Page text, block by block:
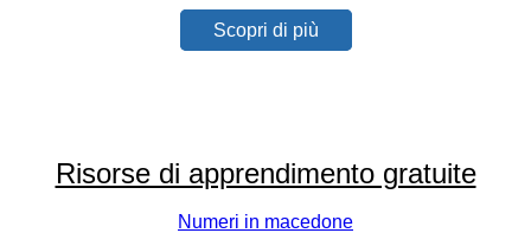
Scopri di più
Risorse di apprendimento gratuite
Numeri in macedone